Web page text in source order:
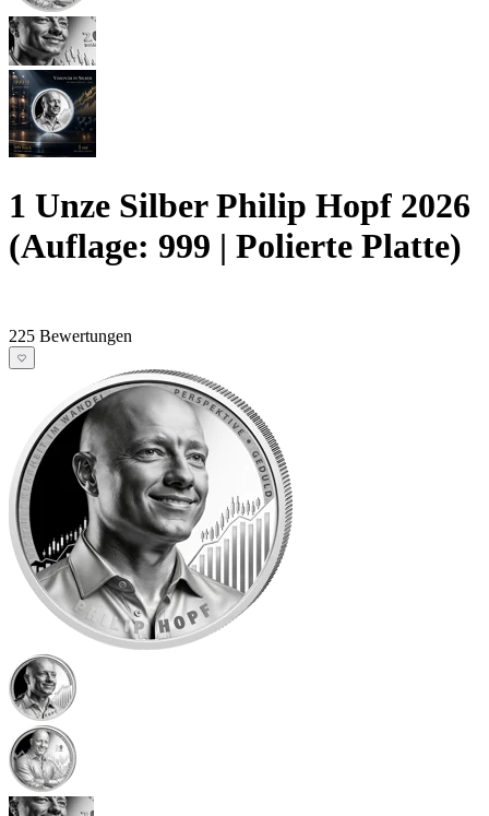
1 Unze Silber Philip Hopf 2026
(Auflage: 999 | Polierte Platte)
225 Bewertungen